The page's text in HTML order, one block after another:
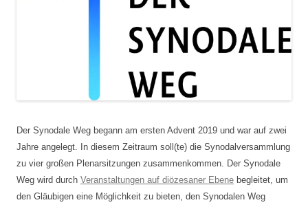
Der Synodale Weg begann am ersten Advent 2019 und war auf zwei
Jahre angelegt. In diesem Zeitraum soll(te) die Synodalversammlung
zu vier großen Plenarsitzungen zusammenkommen. Der Synodale
Weg wird durch Veranstaltungen auf diözesaner Ebene begleitet, um
den Gläubigen eine Möglichkeit zu bieten, den Synodalen Weg